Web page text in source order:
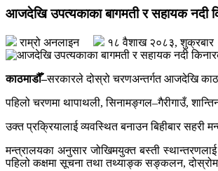
आजदेखि उपत्यकाका बागमती र सहायक नदी
राम्रो अनलाइन १८ वैशाख २०८३, शुक्रबार
काठमाडौँ–सरकारले दोस्रो चरणअन्तर्गत आजदेखि
पहिलो चरणमा थापाथली, सिनामङ्गल–गैरीगाउँ,
उक्त प्रक्रियालाई व्यवस्थित बनाउन बिहीबार
मन्त्रालयका अनुसार जोखिमयुक्त बस्ती
पहिलो कक्षमा सूचना तथा तथ्याङ्क सङ्कलन,